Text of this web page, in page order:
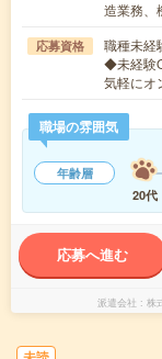
造業務、
応募資格
職種未経
◆未経験
気軽に
職場の雰囲気
年齢層
20代
応募へ進む
派遣会社 株